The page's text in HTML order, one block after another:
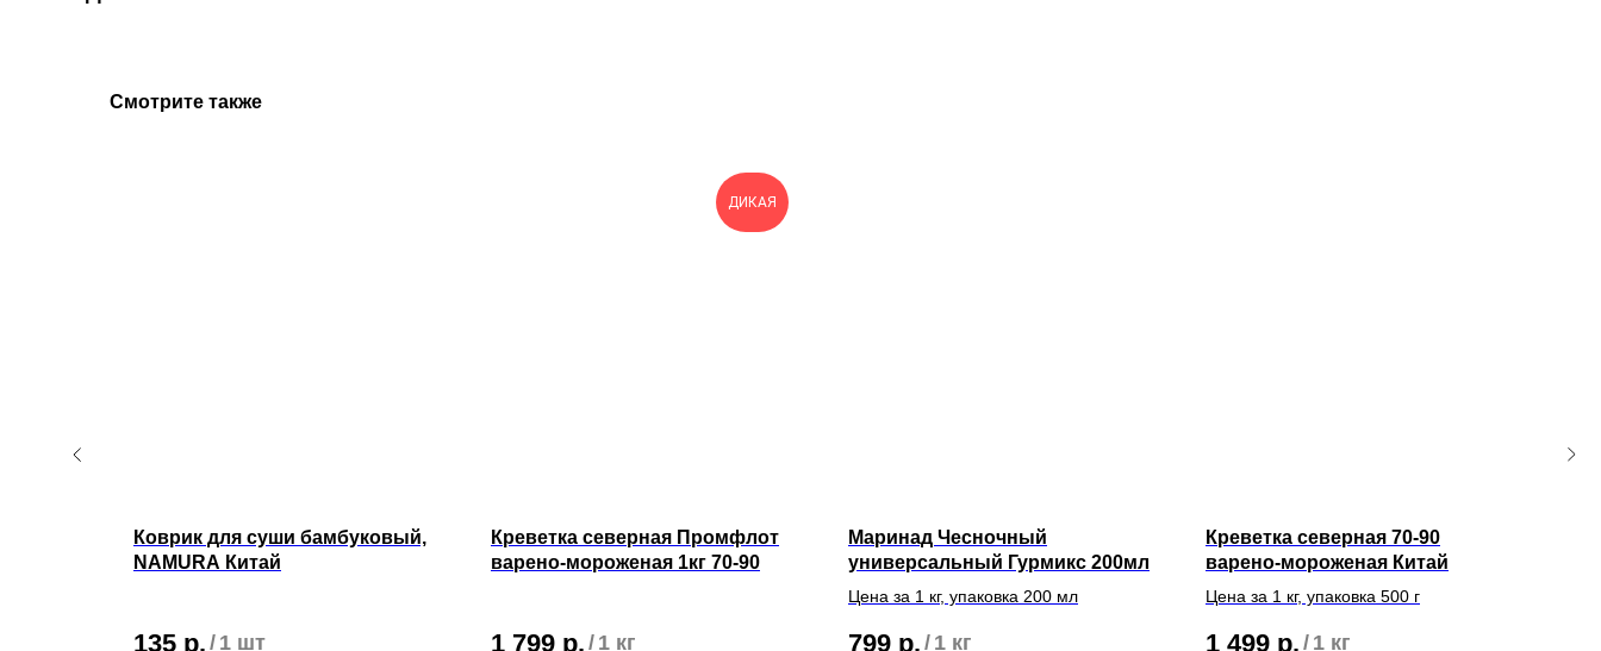
Смотрите также
Коврик для суши бамбуковый,
NAMURA Китай
135 р. / 1 шт
ДИКАЯ
Креветка северная Промфлот
варено-мороженая 1кг 70-90
1 799 р. / 1 кг
Маринад Чесночный
универсальный Гурмикс 200мл
Цена за 1 кг, упаковка 200 мл
799 р. / 1 кг
Креветка северная 70-90
варено-мороженая Китай
Цена за 1 кг, упаковка 500 г
1 499 р. / 1 кг